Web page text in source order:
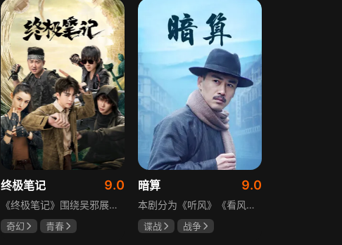
终极笔记 9.0
《终极笔记》围绕吴邪展开，他因好奇三叔经历，历险归来收神秘录像带后卷入阴谋，只身闯格尔木疗养院偶遇张起灵等六人组队，在西王母宫发现陨玉，却遇三叔失踪、张起灵失忆。众人寻记忆探张家古楼，因裘德考介入受阻，后联手霍老太再探遭意外，谜团未解，吴邪被迫伪装成三叔，剧情充满冒险与悬疑。
奇幻
青春
暗算 9.0
本剧分为《听风》《看风》和《捕风》三个篇章，三者在时间关系及故事上相对独立，又千丝万缕。听风，即无线电侦听者，是一群“靠耳朵打江山”的人，他们的耳朵可以听到天外之音、无声之音、秘密之音。看风，即密码破译的人，是一群“善于神机妙算”的人，他们的慧眼可以识破天机、释读天书、看阅无字之书。捕风，即我党地下工作者，在国民党大肆实施白色恐怖时期，他们是牺牲者更是战斗者，乔装打扮深入虎穴，迎风而战，为缔造共和国立下不朽的丰功伟业。
谍战
战争